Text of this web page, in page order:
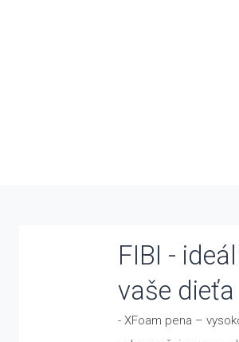
FIBI -
vaše dieťa
- XFoam pena –